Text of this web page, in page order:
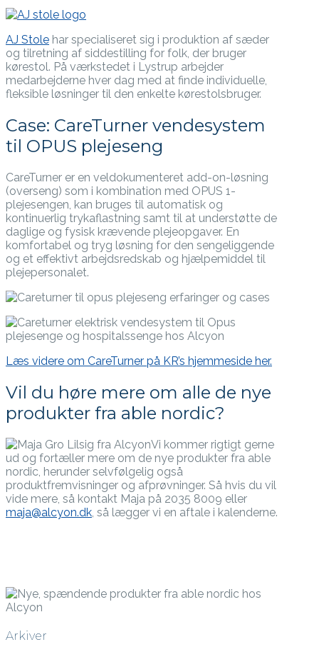
AJ Stole har specialiseret sig i produktion af sæder
og tilretning af siddestilling for folk, der bruger
kørestol. På værkstedet i Lystrup arbejder
medarbejderne hver dag med at finde individuelle,
fleksible løsninger til den enkelte kørestolsbruger.
Case: CareTurner vendesystem
til OPUS plejeseng
CareTurner er en veldokumenteret add-on-løsning
(overseng) som i kombination med OPUS 1-
plejesengen, kan bruges til automatisk og
kontinuerlig trykaflastning samt til at understøtte de
daglige og fysisk krævende plejeopgaver. En
komfortabel og tryg løsning for den sengeliggende
og et effektivt arbejdsredskab og hjælpemiddel til
plejepersonalet.
Læs videre om CareTurner på KR’s hjemmeside her.
Vil du høre mere om alle de nye
produkter fra able nordic?
Vi kommer rigtigt gerne
ud og fortæller mere om de nye produkter fra able
nordic, herunder selvfølgelig også
produktfremvisninger og afprøvninger. Så hvis du vil
vide mere, så kontakt Maja på 2035 8009 eller
maja@alcyon.dk, så lægger vi en aftale i kalenderne.
Arkiver